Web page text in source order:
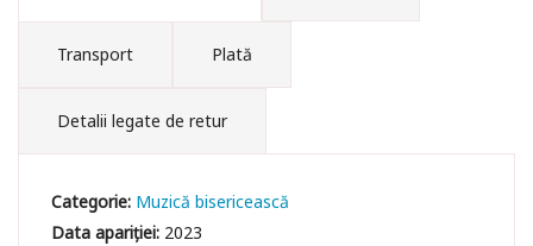
Transport Plată
Detalii legate de retur
Categorie: Muzică bisericească
Data apariției: 2023